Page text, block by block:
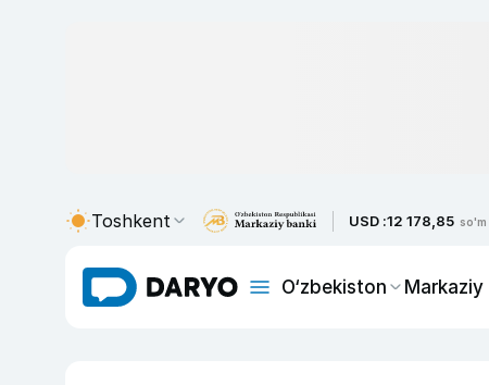
Toshkent USD :12 178,85 so'm
O‘zbekiston Markaziy